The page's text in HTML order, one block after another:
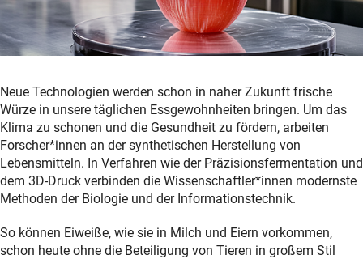
Neue Technologien werden schon in naher Zukunft frische
Würze in unsere täglichen Essgewohnheiten bringen. Um das
Klima zu schonen und die Gesundheit zu fördern, arbeiten
Forscher*innen an der synthetischen Herstellung von
Lebensmitteln. In Verfahren wie der Präzisionsfermentation und
dem 3D-Druck verbinden die Wissenschaftler*innen modernste
Methoden der Biologie und der Informationstechnik.
So können Eiweiße, wie sie in Milch und Eiern vorkommen,
schon heute ohne die Beteiligung von Tieren in großem Stil